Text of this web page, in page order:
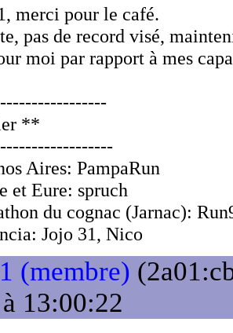
merci pour le café.
pas de record visé,
moi par rapport à mes
**
Aires: PampaRun
et Eure: spruch
du cognac (Jarnac):
Jojo 31, Nico
(membre)
13:00:22